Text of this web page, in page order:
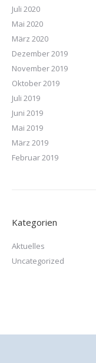
Juli 2020
Mai 2020
März 2020
Dezember 2019
November 2019
Oktober 2019
Juli 2019
Juni 2019
Mai 2019
März 2019
Februar 2019
Kategorien
Aktuelles
Uncategorized